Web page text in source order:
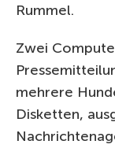
Rummel.
Zwei
mehrere
Disketten,